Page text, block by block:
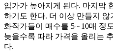
입가가 높아지게 된다. 마지막
하기도 한다. 더 이상 만들지
화작가들이 매수를 5∼10매 정
늦을수록 따라 가격을 올리는
다.